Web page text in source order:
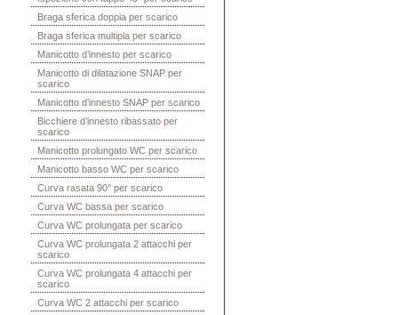
Braga sferica doppia per scarico
Braga sferica multipla per scarico
Manicotto d’innesto per scarico
Manicotto di dilatazione SNAP per
scarico
Manicotto d’innesto SNAP per scarico
Bicchiere d’innesto ribassato per
scarico
Manicotto prolungato WC per scarico
Manicotto basso WC per scarico
Curva rasata 90° per scarico
Curva WC bassa per scarico
Curva WC prolungata per scarico
Curva WC prolungata 2 attacchi per
scarico
Curva WC prolungata 4 attacchi per
scarico
Curva WC 2 attacchi per scarico